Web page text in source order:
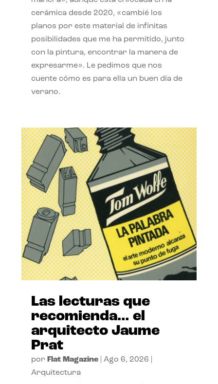
cerámica desde 2020, «cambié los
planos por este material de infinitas
posibilidades que me ha permitido, junto
con la pintura, encontrar la manera de
expresarme». Le pedimos que nos
cuente cómo es para ella un buen día de
verano.
Las lecturas que
recomienda… el
arquitecto Jaume
Prat
por Flat Magazine| Ago 6, 2026
Arquitectura